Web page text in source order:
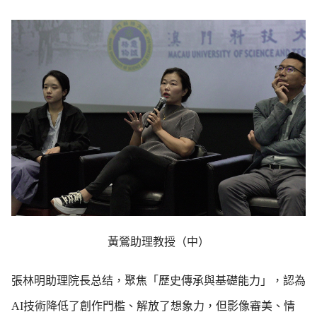
黃鶯助理教授（中）
張林明助理院長总结，聚焦「歷史傳承與基礎能力」，認為
AI技術降低了創作門檻、解放了想象力，但影像審美、情